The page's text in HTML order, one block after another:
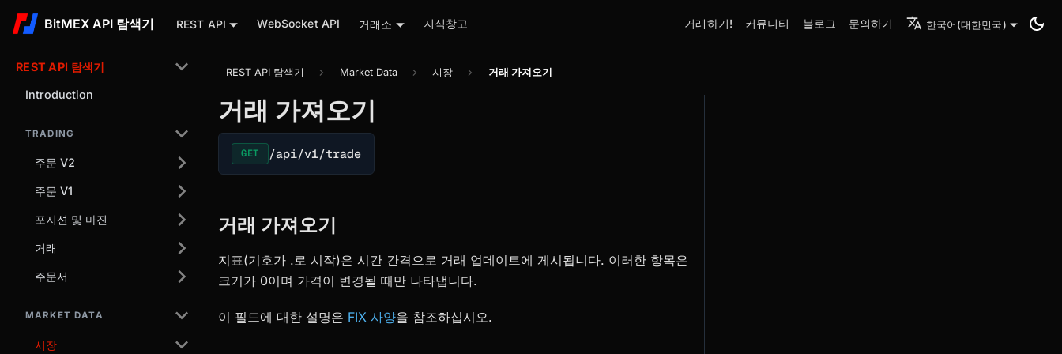
BitMEX API 탐색기 REST API WebSocket API 거래소 지식창고 거래하기! 커뮤니티 블로그 문의하기 한국어(대한민국)
REST API 탐색기
Introduction
TRADING
주문 V2
주문 V1
포지션 및 마진
거래
주문서
MARKET DATA
시장
REST API 탐색기 Market Data 시장 거래 가져오기
거래 가져오기
GET /api/v1/trade
거래 가져오기
지표(기호가 .로 시작)은 시간 간격으로 거래 업데이트에 게시됩니다. 이러한 항목은
크기가 0이며 가격이 변경될 때만 나타냅니다.
이 필드에 대한 설명은 FIX 사양을 참조하십시오.